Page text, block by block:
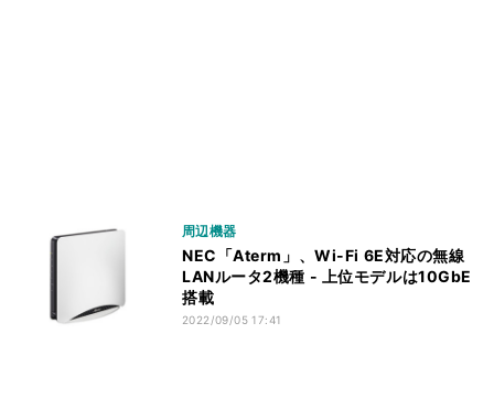
周辺機器
NEC「Aterm」、Wi-Fi 6E対応の無線
LANルータ2機種 - 上位モデルは10GbE
搭載
2022/09/05 17:41